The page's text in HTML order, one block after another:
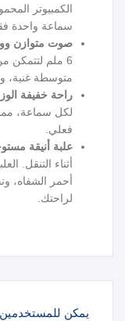
الكمبيوتر
سماعة واحدة
صوت متوازن
6 ملم لتتمكن
متوسطة غنية،
راحة خفيفة
لكل سماعة،
فعلي.
علبة أنيقة
أثناء التنقل.
لراحتك.
يمكن